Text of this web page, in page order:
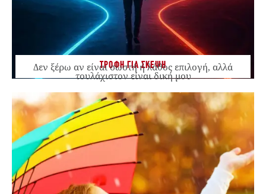
ΤΡΟΦΗ ΓΙΑ ΣΚΕΨΗ
Δεν ξέρω αν είναι σωστή ή λάθος επιλογή, αλλά
τουλάχιστον είναι δική μου